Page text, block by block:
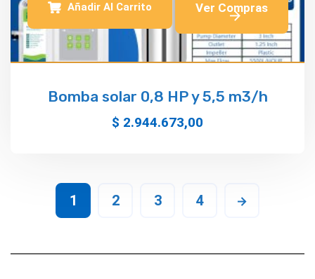
Añadir Al Carrito
Bomba solar 0,8 HP y 5,5 m3/h
$ 2.944.673,00
1 2 3 4